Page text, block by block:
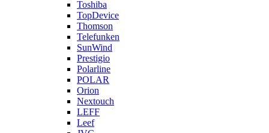
Toshiba
TopDevice
Thomson
Telefunken
SunWind
Prestigio
Polarline
POLAR
Orion
Nextouch
LEFF
Leef